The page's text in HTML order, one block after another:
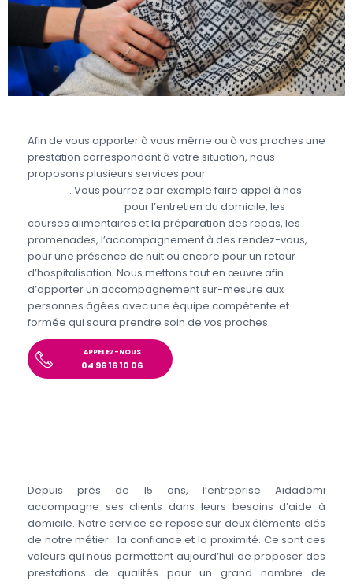
Afin de vous apporter à vous même ou à vos proches une
prestation correspondant à votre situation, nous
proposons plusieurs services pour
. Vous pourrez par exemple faire appel à nos
pour l’entretien du domicile, les
courses alimentaires et la préparation des repas, les
promenades, l’accompagnement à des rendez-vous,
pour une présence de nuit ou encore pour un retour
d’hospitalisation. Nous mettons tout en œuvre afin
d’apporter un accompagnement sur-mesure aux
personnes âgées avec une équipe compétente et
formée qui saura prendre soin de vos proches.
APPELEZ-NOUS
04 96 16 10 06
Depuis près de 15 ans, l’entreprise Aidadomi
accompagne ses clients dans leurs besoins d’aide à
domicile. Notre service se repose sur deux éléments clés
de notre métier : la confiance et la proximité. Ce sont ces
valeurs qui nous permettent aujourd’hui de proposer des
prestations de qualités pour un grand nombre de